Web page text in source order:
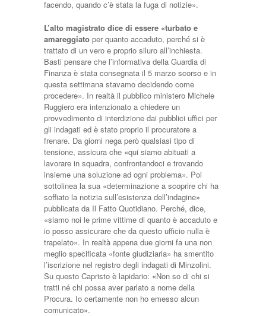
facendo, quando c’è stata la fuga di notizie».
L’alto magistrato dice di essere «turbato e
amareggiato per quanto accaduto, perché si è
trattato di un vero e proprio siluro all’inchiesta.
Basti pensare che l’informativa della Guardia di
Finanza è stata consegnata il 5 marzo scorso e in
questa settimana stavamo decidendo come
procedere». In realtà il pubblico ministero Michele
Ruggiero era intenzionato a chiedere un
provvedimento di interdizione dai pubblici uffici per
gli indagati ed è stato proprio il procuratore a
frenare. Da giorni nega però qualsiasi tipo di
tensione, assicura che «qui siamo abituati a
lavorare in squadra, confrontandoci e trovando
insieme una soluzione ad ogni problema». Poi
sottolinea la sua «determinazione a scoprire chi ha
soffiato la notizia sull’esistenza dell’indagine»
pubblicata da Il Fatto Quotidiano. Perché, dice,
«siamo noi le prime vittime di quanto è accaduto e
io posso assicurare che da questo ufficio nulla è
trapelato». In realtà appena due giorni fa una non
meglio specificata «fonte giudiziaria» ha smentito
l’iscrizione nel registro degli indagati di Minzolini.
Su questo Capristo è lapidario: «Non so di chi si
tratti né chi possa aver parlato a nome della
Procura. Io certamente non ho emesso alcun
comunicato».